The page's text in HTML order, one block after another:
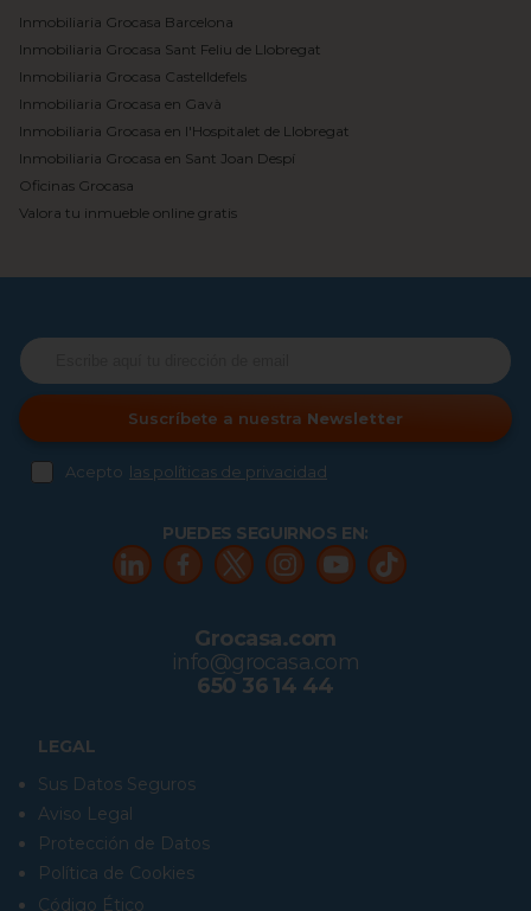
Inmobiliaria Grocasa Barcelona
Inmobiliaria Grocasa Sant Feliu de Llobregat
Inmobiliaria Grocasa Castelldefels
Inmobiliaria Grocasa en Gavà
Inmobiliaria Grocasa en l'Hospitalet de Llobregat
Inmobiliaria Grocasa en Sant Joan Despí
Oficinas Grocasa
Valora tu inmueble online gratis
Suscríbete a nuestra Newsletter
Acepto las políticas de privacidad
LEGAL
Sus Datos Seguros
Aviso Legal
Protección de Datos
Política de Cookies
Código Ético
PUEDES SEGUIRNOS EN:
Grocasa.com
info@grocasa.com
650 36 14 44